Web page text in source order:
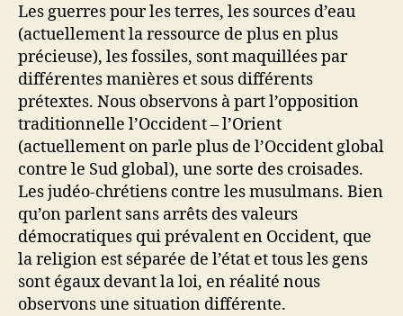
Les guerres pour les terres, les sources d’eau
(actuellement la ressource de plus en plus
précieuse), les fossiles, sont maquillées par
différentes manières et sous différents
prétextes. Nous observons à part l’opposition
traditionnelle l’Occident – l’Orient
(actuellement on parle plus de l’Occident global
contre le Sud global), une sorte des croisades.
Les judéo-chrétiens contre les musulmans. Bien
qu’on parlent sans arrêts des valeurs
démocratiques qui prévalent en Occident, que
la religion est séparée de l’état et tous les gens
sont égaux devant la loi, en réalité nous
observons une situation différente.